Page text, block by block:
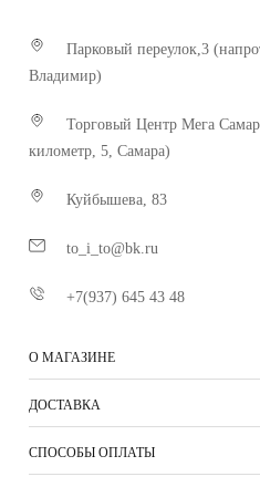
Парковый переулок,3
Владимир)
Торговый Центр Мега
километр, 5, Самара)
Куйбышева, 83
to_i_to@bk.ru
+7(937) 645 43 48
О МАГАЗИНЕ
ДОСТАВКА
СПОСОБЫ ОПЛАТЫ